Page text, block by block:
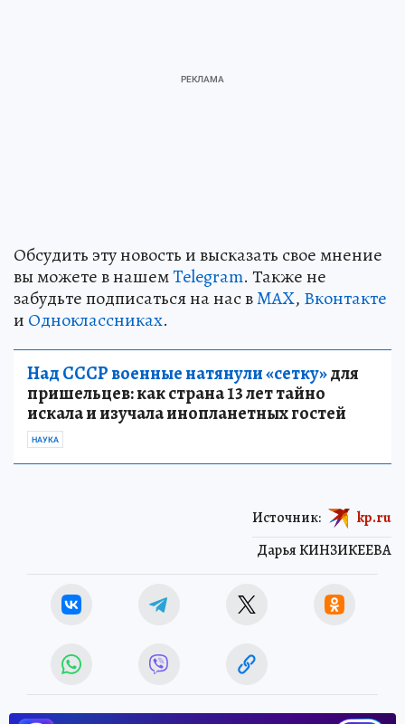
Обсудить эту новость и высказать свое мнение
вы можете в нашемTelegram. Также не
забудьте подписаться на нас вMAX, Вконтакте
и Одноклассниках.
Над СССР военные натянули «сетку»для
пришельцев: как страна 13 лет тайно
искала и изучала инопланетных гостей
НАУКА
Дарья КИНЗИКЕЕВА
Источник: kp.ru